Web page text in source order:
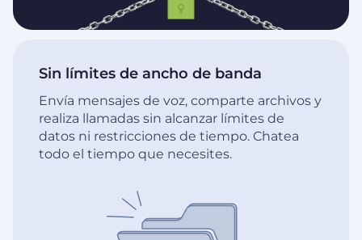
Sin límites de ancho de banda
Envía mensajes de voz, comparte archivos y
realiza llamadas sin alcanzar límites de
datos ni restricciones de tiempo. Chatea
todo el tiempo que necesites.